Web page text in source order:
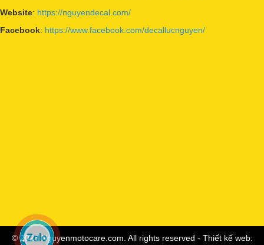
Website: https://nguyendecal.com/
Facebook: https://www.facebook.com/decallucnguyen/
© 2023 Nguyenmotocare.com. All rights reserved - Thiết kế web: